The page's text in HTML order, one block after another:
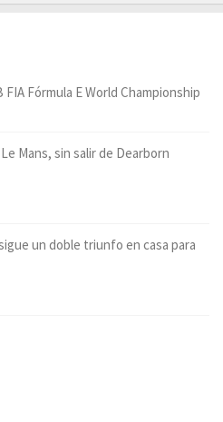
FIA Fórmula E World Championship
Mans, sin salir de Dearborn
un doble triunfo en casa para